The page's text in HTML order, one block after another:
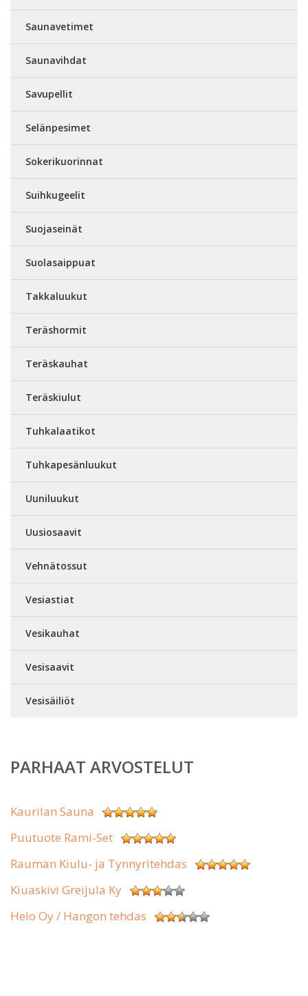
Saunavetimet
Saunavihdat
Savupellit
Selänpesimet
Sokerikuorinnat
Suihkugeelit
Suojaseinät
Suolasaippuat
Takkaluukut
Teräshormit
Teräskauhat
Teräskiulut
Tuhkalaatikot
Tuhkapesänluukut
Uuniluukut
Uusiosaavit
Vehnätossut
Vesiastiat
Vesikauhat
Vesisaavit
Vesisäiliöt
PARHAAT ARVOSTELUT
Kaurilan Sauna
Puutuote Rami-Set
Rauman Kiulu- ja Tynnyritehdas
Kiuaskivi Greijula Ky
Helo Oy / Hangon tehdas